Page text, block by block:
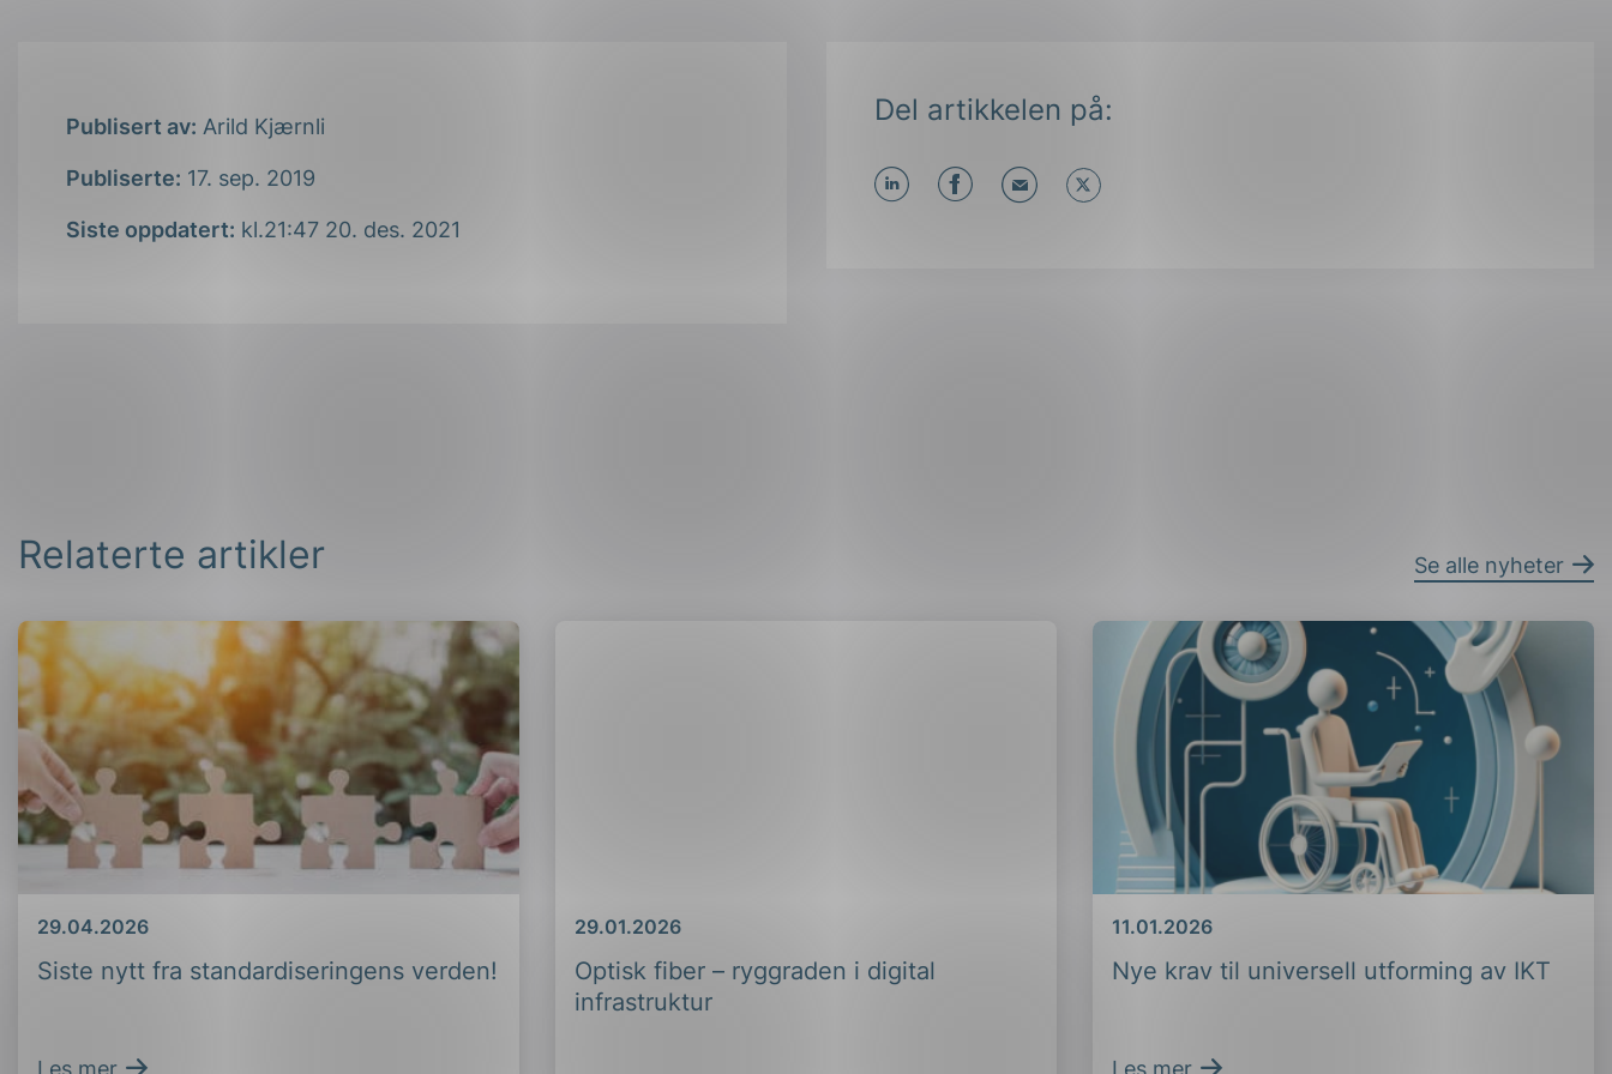
Publisert av: Arild Kjærnli
Publiserte: 17. sep. 2019
Siste oppdatert: kl.21:47 20. des. 2021
Del artikkelen på:
Relaterte artikler Se alle nyheter
Siste nytt fra standardiseringens verden!
Dato
29.04.2026
Les mer
Optisk fiber – ryggraden i digital
infrastruktur
Dato
29.01.2026
Nye krav til universell utforming av IKT
Dato
11.01.2026
Les mer